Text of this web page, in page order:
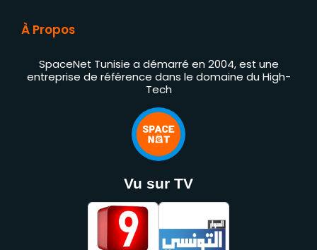
À Propos
SpaceNet Tunisie a démarré en 2004, est une
entreprise de référence dans le domaine du High-
Tech
Vu sur TV